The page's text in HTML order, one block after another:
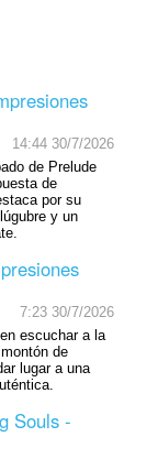
14:44 30/7/2026
de Prelude
de
por su
y un
7:23 30/7/2026
escuchar a la
de
lugar a una
Souls -